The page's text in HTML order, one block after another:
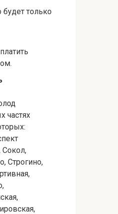
только
частях
Сокол,
Строгино,